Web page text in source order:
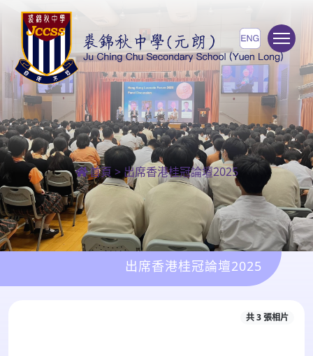
首頁 > 出席香港桂冠論壇2025
出席香港桂冠論壇2025
共 3 張相片